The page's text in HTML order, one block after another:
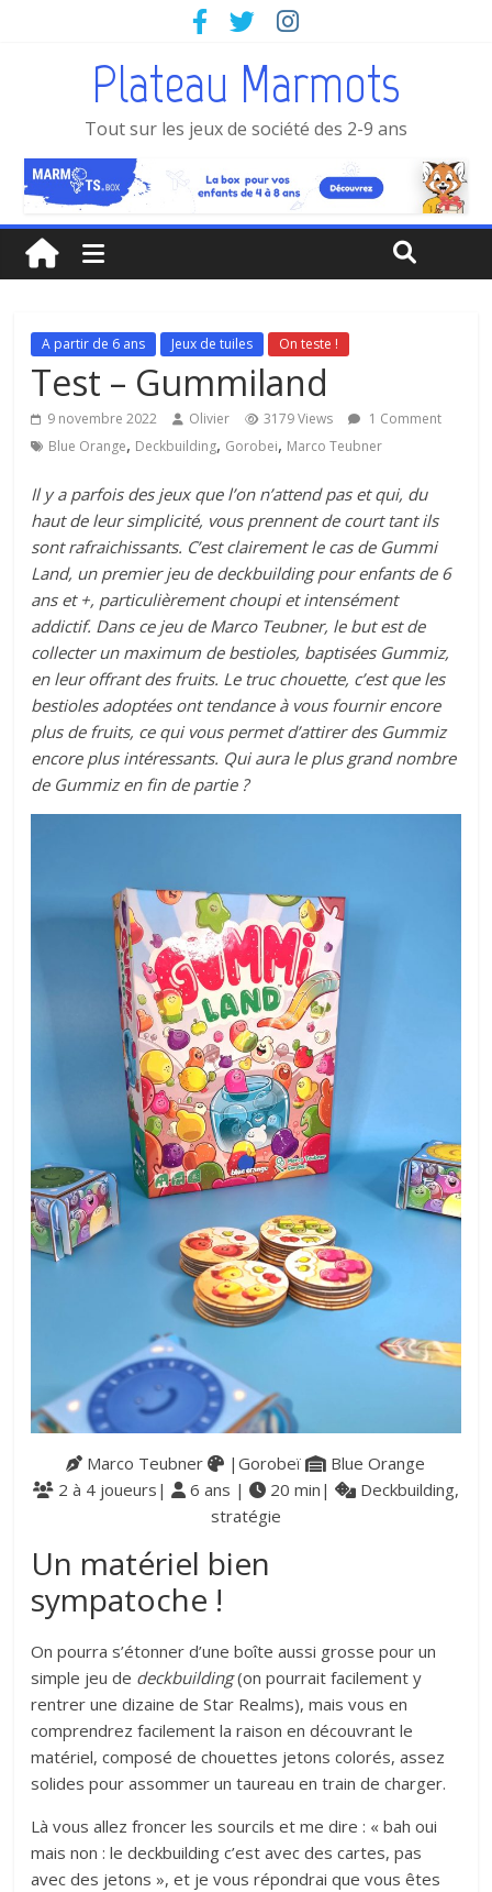
Plateau Marmots
Tout sur les jeux de société des 2-9 ans
A partir de 6 ans Jeux de tuiles On teste !
Test – Gummiland
9 novembre 2022 Olivier 3179 Views
1 Comment
Blue Orange, Deckbuilding, Gorobei, Marco Teubner
Il y a parfois des jeux que l’on n’attend pas et qui, du
haut de leur simplicité, vous prennent de court tant ils
sont rafraichissants. C’est clairement le cas de Gummi
Land, un premier jeu de deckbuilding pour enfants de 6
ans et +, particulièrement choupi et intensément
addictif. Dans ce jeu de Marco Teubner, le but est de
collecter un maximum de bestioles, baptisées Gummiz,
en leur offrant des fruits. Le truc chouette, c’est que les
bestioles adoptées ont tendance à vous fournir encore
plus de fruits, ce qui vous permet d’attirer des Gummiz
encore plus intéressants. Qui aura le plus grand nombre
de Gummiz en fin de partie ?
Marco Teubner |Gorobeï
Blue Orange
2 à 4 joueurs|
6 ans | 20 min|
Deckbuilding,
stratégie
Un matériel bien
sympatoche !
On pourra s’étonner d’une boîte aussi grosse pour un
simple jeu de deckbuilding(on pourrait facilement y
rentrer une dizaine de Star Realms), mais vous en
comprendrez facilement la raison en découvrant le
matériel, composé de chouettes jetons colorés, assez
solides pour assommer un taureau en train de charger.
Là vous allez froncer les sourcils et me dire : « bah oui
mais non : le deckbuilding c’est avec des cartes, pas
avec des jetons », et je vous répondrai que vous êtes